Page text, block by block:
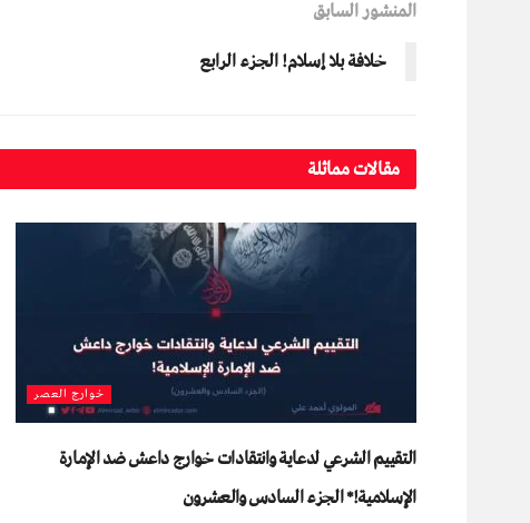
المنشور السابق
خلافة بلا إسلام! الجزء الرابع
مقالات مماثلة
خوارج العصر
التقييم الشرعي لدعاية وانتقادات خوارج داعش ضد الإمارة
الإسلامية!* الجزء السادس والعشرون